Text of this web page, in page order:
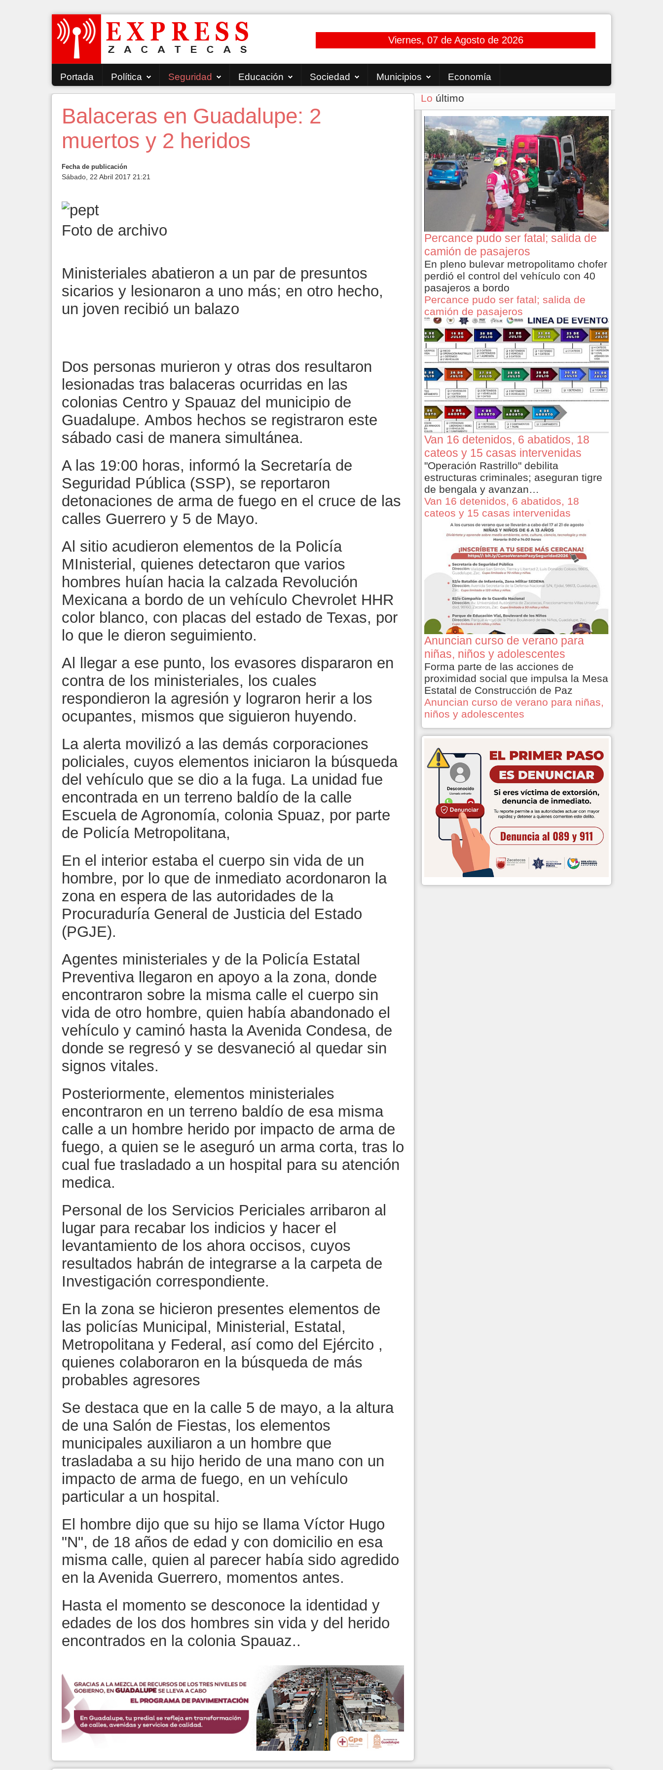
Viernes, 07 de Agosto de 2026
Portada Política Seguridad Educación Sociedad Municipios Economía
Balaceras en Guadalupe: 2
muertos y 2 heridos
Fecha de publicación
Sábado, 22 Abril 2017 21:21
Foto de archivo
Ministeriales abatieron a un par de presuntos
sicarios y lesionaron a uno más; en otro hecho,
un joven recibió un balazo
Dos personas murieron y otras dos resultaron
lesionadas tras balaceras ocurridas en las
colonias Centro y Spauaz del municipio de
Guadalupe. Ambos hechos se registraron este
sábado casi de manera simultánea.
A las 19:00 horas, informó la Secretaría de
Seguridad Pública (SSP), se reportaron
detonaciones de arma de fuego en el cruce de las
calles Guerrero y 5 de Mayo.
Al sitio acudieron elementos de la Policía
MInisterial, quienes detectaron que varios
hombres huían hacia la calzada Revolución
Mexicana a bordo de un vehículo Chevrolet HHR
color blanco, con placas del estado de Texas, por
lo que le dieron seguimiento.
Al llegar a ese punto, los evasores dispararon en
contra de los ministeriales, los cuales
respondieron la agresión y lograron herir a los
ocupantes, mismos que siguieron huyendo.
La alerta movilizó a las demás corporaciones
policiales, cuyos elementos iniciaron la búsqueda
del vehículo que se dio a la fuga. La unidad fue
encontrada en un terreno baldío de la calle
Escuela de Agronomía, colonia Spuaz, por parte
de Policía Metropolitana,
En el interior estaba el cuerpo sin vida de un
hombre, por lo que de inmediato acordonaron la
zona en espera de las autoridades de la
Procuraduría General de Justicia del Estado
(PGJE).
Agentes ministeriales y de la Policía Estatal
Preventiva llegaron en apoyo a la zona, donde
encontraron sobre la misma calle el cuerpo sin
vida de otro hombre, quien había abandonado el
vehículo y caminó hasta la Avenida Condesa, de
donde se regresó y se desvaneció al quedar sin
signos vitales.
Posteriormente, elementos ministeriales
encontraron en un terreno baldío de esa misma
calle a un hombre herido por impacto de arma de
fuego, a quien se le aseguró un arma corta, tras lo
cual fue trasladado a un hospital para su atención
medica.
Personal de los Servicios Periciales arribaron al
lugar para recabar los indicios y hacer el
levantamiento de los ahora occisos, cuyos
resultados habrán de integrarse a la carpeta de
Investigación correspondiente.
En la zona se hicieron presentes elementos de
las policías Municipal, Ministerial, Estatal,
Metropolitana y Federal, así como del Ejército ,
quienes colaboraron en la búsqueda de más
probables agresores
Se destaca que en la calle 5 de mayo, a la altura
de una Salón de Fiestas, los elementos
municipales auxiliaron a un hombre que
trasladaba a su hijo herido de una mano con un
impacto de arma de fuego, en un vehículo
particular a un hospital.
El hombre dijo que su hijo se llama Víctor Hugo
"N", de 18 años de edad y con domicilio en esa
misma calle, quien al parecer había sido agredido
en la Avenida Guerrero, momentos antes.
Hasta el momento se desconoce la identidad y
edades de los dos hombres sin vida y del herido
encontrados en la colonia Spauaz..
Lo último
Percance pudo ser fatal; salida de
camión de pasajeros
En pleno bulevar metropolitamo chofer
perdió el control del vehículo con 40
pasajeros a bordo
Percance pudo ser fatal; salida de
camión de pasajeros
Van 16 detenidos, 6 abatidos, 18
cateos y 15 casas intervenidas
"Operación Rastrillo" debilita
estructuras criminales; aseguran tigre
de bengala y avanzan…
Van 16 detenidos, 6 abatidos, 18
cateos y 15 casas intervenidas
Anuncian curso de verano para
niñas, niños y adolescentes
Forma parte de las acciones de
proximidad social que impulsa la Mesa
Estatal de Construcción de Paz
Anuncian curso de verano para niñas,
niños y adolescentes